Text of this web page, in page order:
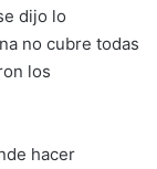
dijo lo
no cubre todas
los
hacer